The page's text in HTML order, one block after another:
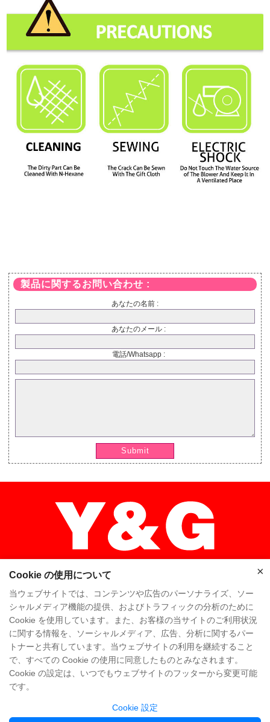
製品に関するお問い合わせ :
あなたの名前 :
あなたのメール :
電話/Whatsapp :
Submit
×
ホーム 高品质 Y & Gチーム
Y & Gカンパニー 工場を訪問
よくある質問 知識 お問い合わせ
Copyright @ Y&G Inflatable (Guangzhou Yujia New Materials Co., Ltd)粤ICP备
Cookie の使用について
当ウェブサイトでは、コンテンツや広告のパーソナライズ、ソー
シャルメディア機能の提供、およびトラフィックの分析のために
Cookie を使用しています。また、お客様の当サイトのご利用状況
に関する情報を、ソーシャルメディア、広告、分析に関するパー
トナーと共有しています。当ウェブサイトの利用を継続すること
で、すべての Cookie の使用に同意したものとみなされます。
Cookie の設定は、いつでもウェブサイトのフッターから変更可能
です。
Cookie 設定
×